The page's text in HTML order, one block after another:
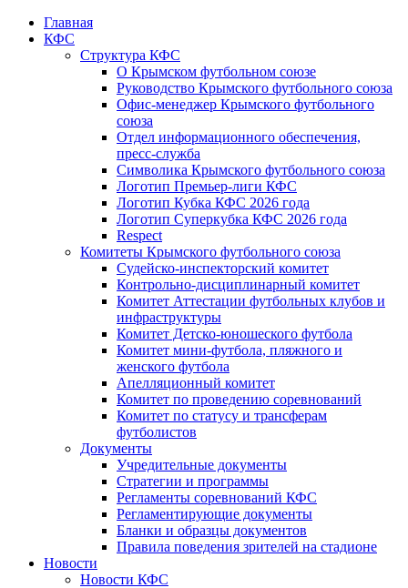
Главная
КФС
Структура КФС
О Крымском футбольном союзе
Руководство Крымского футбольного союза
Офис-менеджер Крымского футбольного
союза
Отдел информационного обеспечения,
пресс-служба
Символика Крымского футбольного союза
Логотип Премьер-лиги КФС
Логотип Кубка КФС 2026 года
Логотип Суперкубка КФС 2026 года
Respect
Комитеты Крымского футбольного союза
Судейско-инспекторский комитет
Контрольно-дисциплинарный комитет
Комитет Аттестации футбольных клубов и
инфраструктуры
Комитет Детско-юношеского футбола
Комитет мини-футбола, пляжного и
женского футбола
Апелляционный комитет
Комитет по проведению соревнований
Комитет по статусу и трансферам
футболистов
Документы
Учредительные документы
Стратегии и программы
Регламенты соревнований КФС
Регламентирующие документы
Бланки и образцы документов
Правила поведения зрителей на стадионе
Новости
Новости КФС